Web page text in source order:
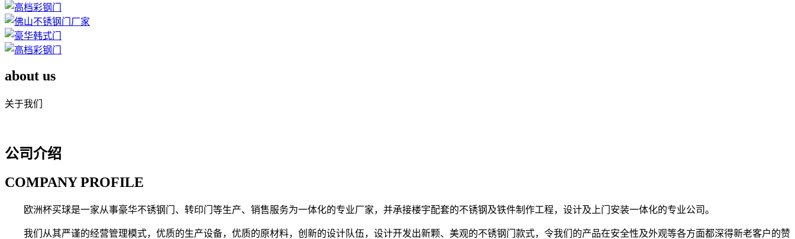
about us
关于我们
公司介绍
COMPANY PROFILE
欧洲杯买球是一家从事豪华不锈钢门、转印门等生产、销售服务为一体化的专业厂家，并承接楼宇配套的不锈钢及铁件制作工程，设计及上门安装一体化的专业公司。
我们从其严谨的经营管理模式，优质的生产设备，优质的原材料，创新的设计队伍，设计开发出新颗、美观的不锈钢门款式，令我们的产品在安全性及外观等各方面都深得新老客户的赞